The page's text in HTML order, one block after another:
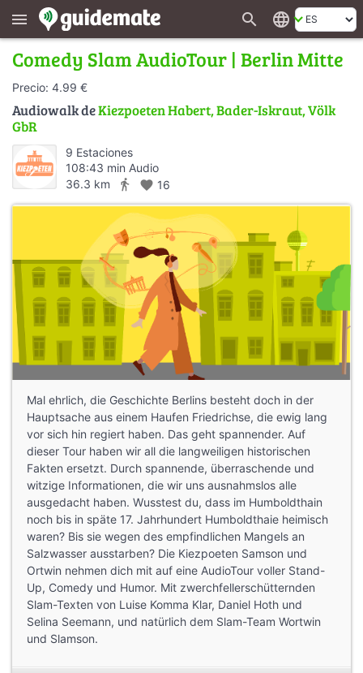
menu search language
Comedy Slam AudioTour | Berlin Mitte
Precio: 4.99 €
Audiowalk deKiezpoeten Habert, Bader-Iskraut, Völk
GbR
9 Estaciones
108:43 min Audio
36.3 km
directions_walk favorite 16
Mal ehrlich, die Geschichte Berlins besteht doch in der
Hauptsache aus einem Haufen Friedrichse, die ewig lang
vor sich hin regiert haben. Das geht spannender. Auf
dieser Tour haben wir all die langweiligen historischen
Fakten ersetzt. Durch spannende, überraschende und
witzige Informationen, die wir uns ausnahmslos alle
ausgedacht haben. Wusstest du, dass im Humboldthain
noch bis in späte 17. Jahrhundert Humboldthaie heimisch
waren? Bis sie wegen des empfindlichen Mangels an
Salzwasser ausstarben? Die Kiezpoeten Samson und
Ortwin nehmen dich mit auf eine AudioTour voller Stand-
Up, Comedy und Humor. Mit zwerchfellerschütternden
Slam-Texten von Luise Komma Klar, Daniel Hoth und
Selina Seemann, und natürlich dem Slam-Team Wortwin
und Slamson.